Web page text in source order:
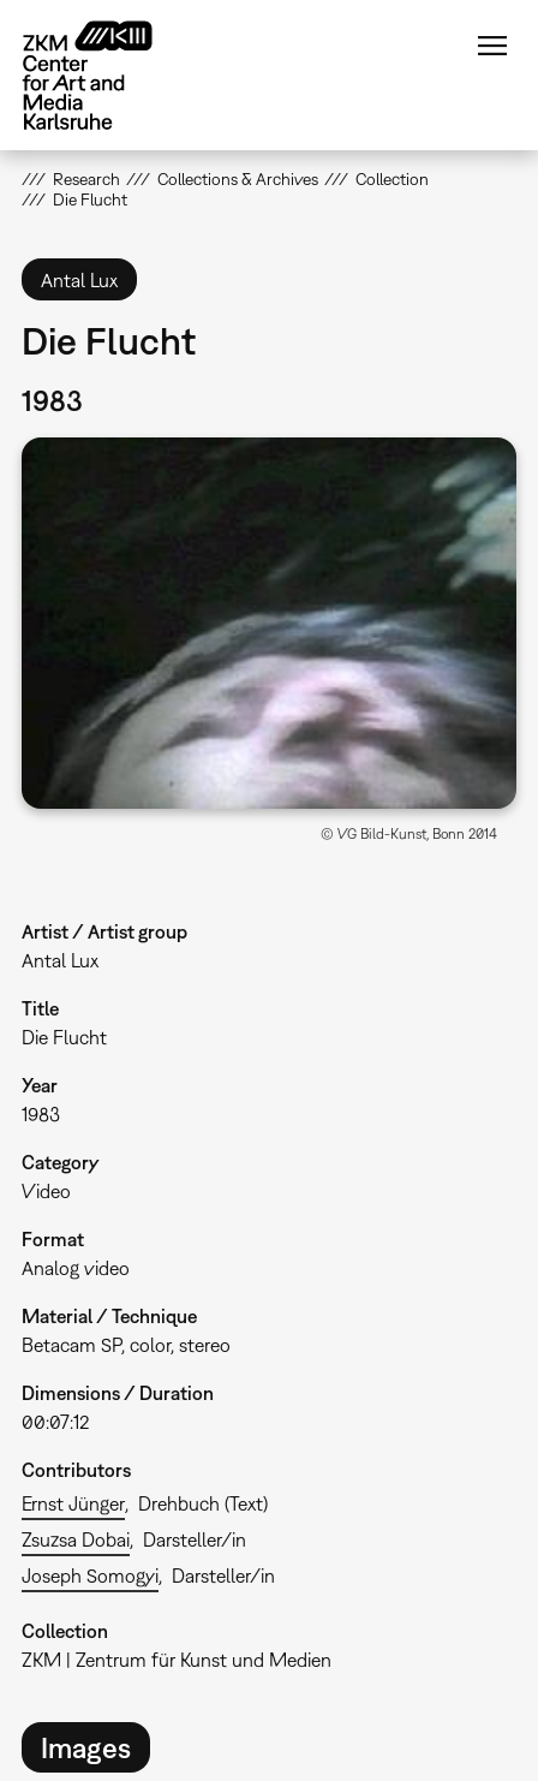
main
content
Research Collections & Archives
Collection
Die Flucht
Antal Lux
Die Flucht
1983
© VG Bild-Kunst, Bonn 2014
Artist / Artist group
Antal Lux
Title
Die Flucht
Year
1983
Category
Video
Format
Analog video
Material / Technique
Betacam SP, color, stereo
Dimensions / Duration
00:07:12
Contributors
Ernst Jünger
Drehbuch (Text)
Zsuzsa Dobai
Darsteller/in
Joseph Somogyi
Darsteller/in
Collection
ZKM | Zentrum für Kunst und Medien
Images